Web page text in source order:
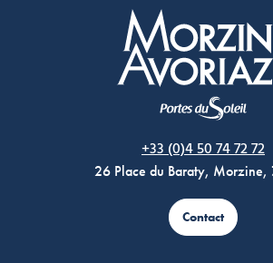
+33 (0)4 50 74 72 72
26 Place du Baraty,
Contact